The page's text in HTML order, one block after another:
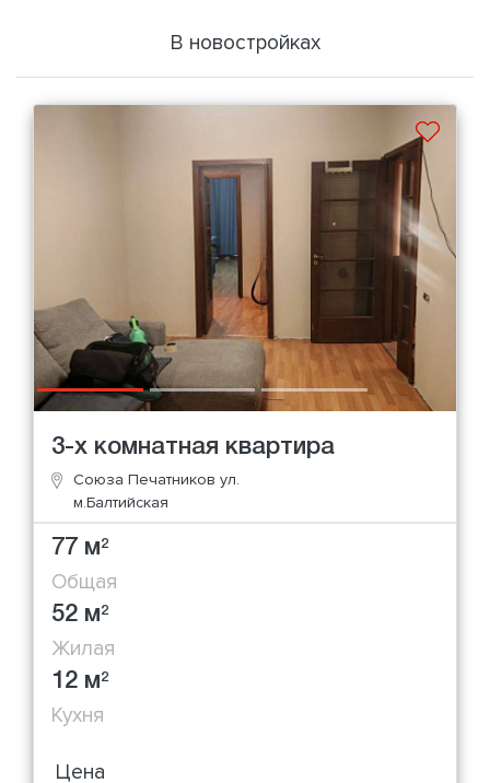
В новостройках
3-х комнатная квартира
Союза Печатников ул.
м.Балтийская
77 м2
Общая
52 м2
Жилая
12 м2
Кухня
Цена